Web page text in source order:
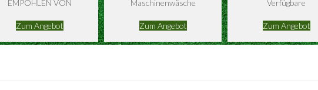
EMPOHLEN VON
Zum Angebot
Maschinenwäsche
Zum Angebot
Verfügbare
Zum Angebot